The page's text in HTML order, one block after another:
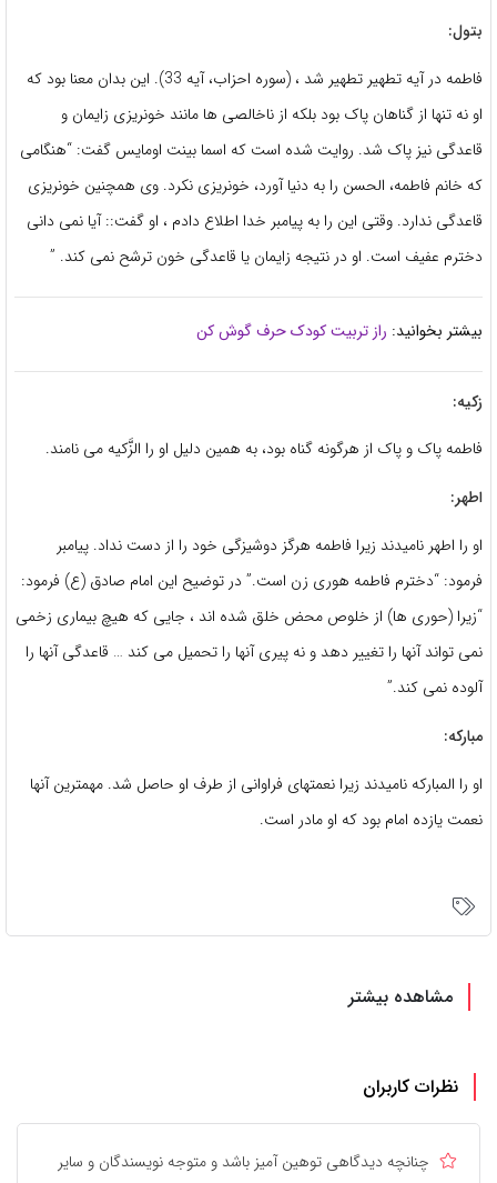
بتول:
فاطمه در آیه تطهیر تطهیر شد ، (سوره احزاب، آیه 33). این بدان معنا بود که
او نه تنها از گناهان پاک بود بلکه از ناخالصی ها مانند خونریزی زایمان و
قاعدگی نیز پاک شد. روایت شده است که اسما بینت اومایس گفت: “هنگامی
که خانم فاطمه، الحسن را به دنیا آورد، خونریزی نکرد. وی همچنین خونریزی
قاعدگی ندارد. وقتی این را به پیامبر خدا اطلاع دادم ، او گفت:: آیا نمی دانی
دخترم عفیف است. او در نتیجه زایمان یا قاعدگی خون ترشح نمی کند. ”
بیشتر بخوانید: راز تربیت کودک حرف گوش کن
زکیه:
فاطمه پاک و پاک از هرگونه گناه بود، به همین دلیل او را الزَّکیه می نامند.
اطهر:
او را اطهر نامیدند زیرا فاطمه هرگز دوشیزگی خود را از دست نداد. پیامبر
فرمود: “دخترم فاطمه هوری زن است.” در توضیح این امام صادق (ع) فرمود:
“زیرا (حوری ها) از خلوص محض خلق شده اند ، جایی که هیچ بیماری زخمی
نمی تواند آنها را تغییر دهد و نه پیری آنها را تحمیل می کند … قاعدگی آنها را
آلوده نمی کند.”
مبارکه:
او را المبارکه نامیدند زیرا نعمتهای فراوانی از طرف او حاصل شد. مهمترین آنها
نعمت یازده امام بود که او مادر است.
مشاهده بیشتر
نظرات کاربران
چنانچه دیدگاهی توهین آمیز باشد و متوجه نویسندگان و سایر